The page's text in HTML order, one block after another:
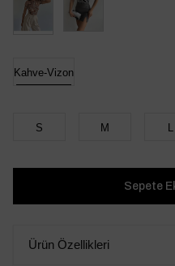
Kahve-Vizon
S M L
Ürün Özellikleri